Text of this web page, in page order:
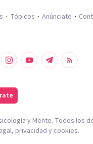
Tópicos Anúnciate
y Mente. Todos los
, privacidad y cookies.